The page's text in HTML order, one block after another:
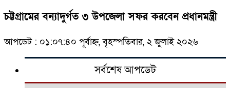
চট্টগ্রামের বন্যাদুর্গত ৩ উপজেলা সফর করবেন প্রধানমন্ত্রী
আপডেট : ০১:০৭:৪০ পূর্বাহ্ন, বৃহস্পতিবার, ২ জুলাই ২০২৬
সর্বশেষ আপডেট